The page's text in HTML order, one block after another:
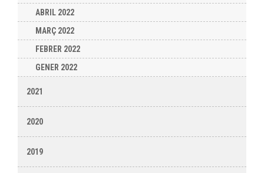
ABRIL 2022
MARÇ 2022
FEBRER 2022
GENER 2022
2021
2020
2019